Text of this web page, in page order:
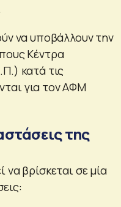
να υποβάλλουν την
Κέντρα
κατά τις
για τον ΑΦΜ
της
βρίσκεται σε μία